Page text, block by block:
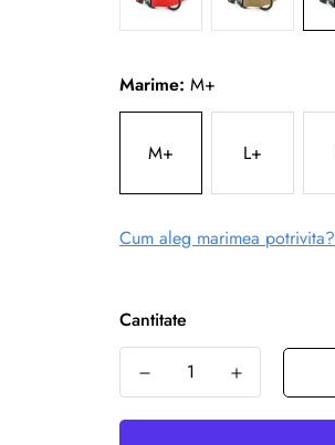
Marime: M+
M+ L+
Cum aleg marimea potrivita?
Cantitate